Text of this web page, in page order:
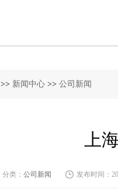
>> 新闻中心 >> 公司新闻
上
分类： 公司新闻 发布时间：